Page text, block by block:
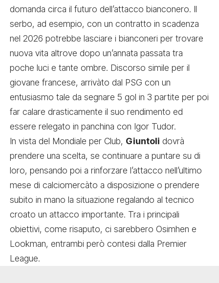
domanda circa il futuro dell’attacco bianconero. Il
serbo, ad esempio, con un contratto in scadenza
nel 2026 potrebbe lasciare i bianconeri per trovare
nuova vita altrove dopo un’annata passata tra
poche luci e tante ombre. Discorso simile per il
giovane francese, arrivàto dal PSG con un
entusiasmo tale da segnare 5 gol in 3 partite per poi
far calare drasticamente il suo rendimento ed
essere relegato in panchina con Igor Tudor.
In vista del Mondiale per Club, Giuntoli dovrà
prendere una scelta, se continuare a puntare su di
loro, pensando poi a rinforzare l’attacco nell’ultimo
mese di calciomercàto a disposizione o prendere
subito in mano la situazione regalando al tecnico
croato un attacco importante. Tra i principali
obiettivi, come risaputo, ci sarebbero Osimhen e
Lookman, entrambi però contesi dalla Premier
League.